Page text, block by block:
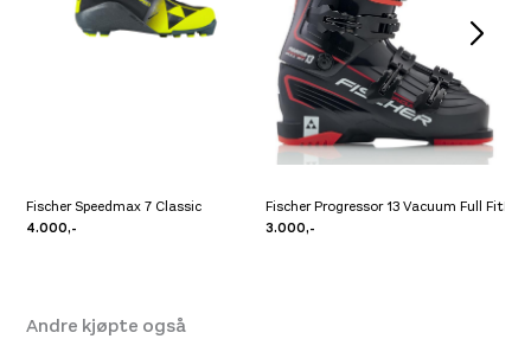
Fischer Speedmax 7 Classic
4.000,-
Fischer Progressor 13 Vacuum Full Fit
3.000,-
Andre kjøpte også